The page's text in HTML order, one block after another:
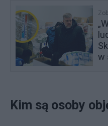
w
Kim są osoby